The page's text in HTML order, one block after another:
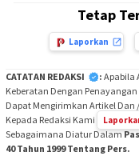
Tetap
Laporkan
CATATAN REDAKSI : Apabila
Keberatan Dengan
Dapat Mengirimkan Artikel Dan
Kepada Redaksi Kami
Sebagaimana Diatur Dalam
40 Tahun 1999 Tentang Pers.